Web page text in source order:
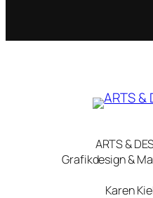
ARTS &
Grafikdesign &
Karen